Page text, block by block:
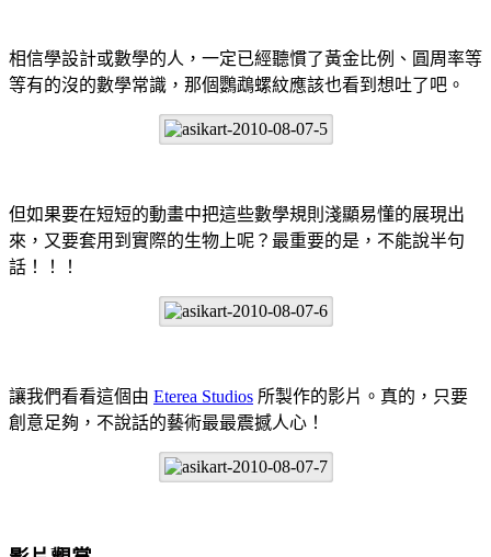
相信學設計或數學的人，一定已經聽慣了黃金比例、圓周率等
等有的沒的數學常識，那個鸚鵡螺紋應該也看到想吐了吧。
但如果要在短短的動畫中把這些數學規則淺顯易懂的展現出
來，又要套用到實際的生物上呢？最重要的是，不能說半句
話！！！
讓我們看看這個由 Eterea Studios 所製作的影片。真的，只要
創意足夠，不說話的藝術最最震撼人心！